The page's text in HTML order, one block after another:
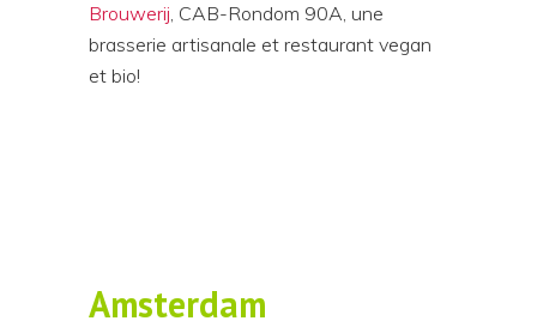
Brouwerij, CAB-Rondom 90A, une
brasserie artisanale et restaurant vegan
et bio!
Amsterdam